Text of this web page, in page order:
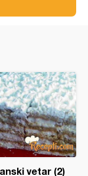
vetar (2)